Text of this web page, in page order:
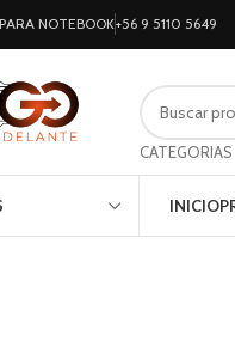
NOTEBOOK+56 9 5110 5649
CATEGORIAS
INICIO